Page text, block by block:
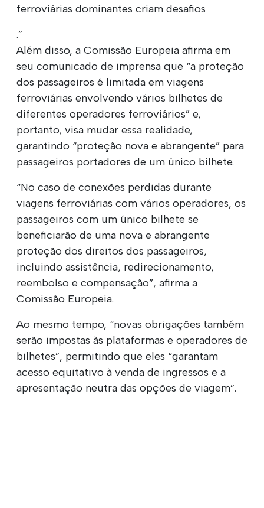
ferroviárias dominantes criam desafios
.”
Além disso, a Comissão Europeia afirma em
seu comunicado de imprensa que “a proteção
dos passageiros é limitada em viagens
ferroviárias envolvendo vários bilhetes de
diferentes operadores ferroviários” e,
portanto, visa mudar essa realidade,
garantindo “proteção nova e abrangente” para
passageiros portadores de um único bilhete.
“No caso de conexões perdidas durante
viagens ferroviárias com vários operadores, os
passageiros com um único bilhete se
beneficiarão de uma nova e abrangente
proteção dos direitos dos passageiros,
incluindo assistência, redirecionamento,
reembolso e compensação”, afirma a
Comissão Europeia.
Ao mesmo tempo, “novas obrigações também
serão impostas às plataformas e operadores de
bilhetes”, permitindo que eles “garantam
acesso equitativo à venda de ingressos e a
apresentação neutra das opções de viagem”.